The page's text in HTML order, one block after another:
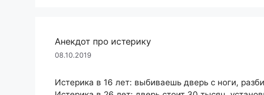
Анекдот про истерику
08.10.2019
Истерика в 16 лет: выбиваешь дверь с ноги,